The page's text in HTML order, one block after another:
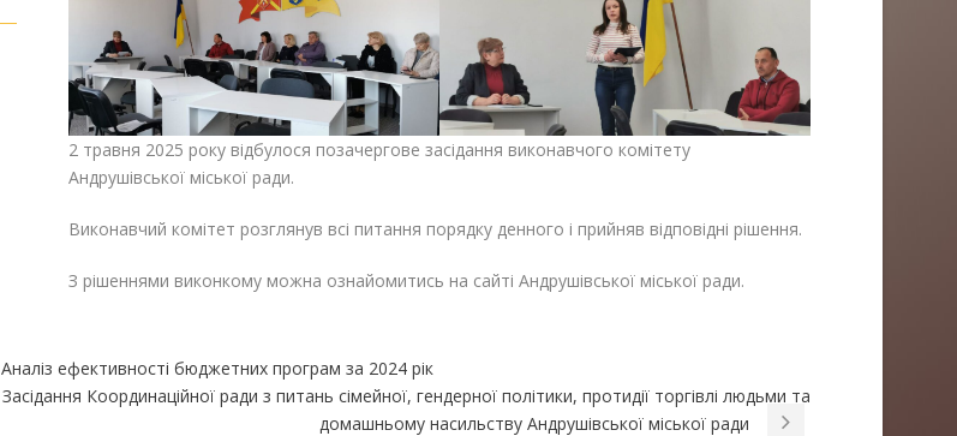
2 травня 2025 року відбулося позачергове засідання виконавчого комітету
Андрушівської міської ради.
Виконавчий комітет розглянув всі питання порядку денного і прийняв відповідні рішення.
З рішеннями виконкому можна ознайомитись на сайті Андрушівської міської ради.
Аналіз ефективності бюджетних програм за 2024 рік
Засідання Координаційної ради з питань сімейної, гендерної політики, протидії торгівлі людьми та
домашньому насильству Андрушівської міської ради